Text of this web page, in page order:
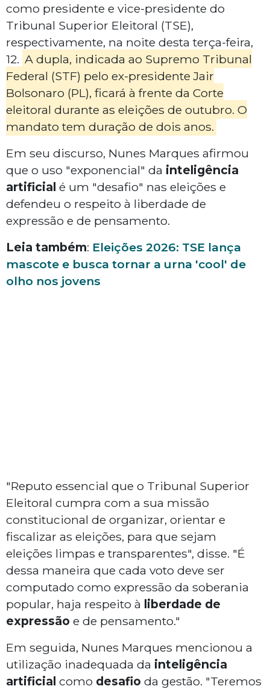
como presidente e vice-presidente do
Tribunal Superior Eleitoral (TSE),
respectivamente, na noite desta terça-feira,
12. A dupla, indicada ao Supremo Tribunal
Federal (STF) pelo ex-presidente Jair
Bolsonaro (PL), ficará à frente da Corte
eleitoral durante as eleições de outubro. O
mandato tem duração de dois anos.
Em seu discurso, Nunes Marques afirmou
que o uso "exponencial" da inteligência
artificial é um "desafio" nas eleições e
defendeu o respeito à liberdade de
expressão e de pensamento.
Leia também: Eleições 2026: TSE lança
mascote e busca tornar a urna 'cool' de
olho nos jovens
"Reputo essencial que o Tribunal Superior
Eleitoral cumpra com a sua missão
constitucional de organizar, orientar e
fiscalizar as eleições, para que sejam
eleições limpas e transparentes", disse. "É
dessa maneira que cada voto deve ser
computado como expressão da soberania
popular, haja respeito à liberdade de
expressão e de pensamento."
Em seguida, Nunes Marques mencionou a
utilização inadequada da inteligência
artificial como desafio da gestão. "Teremos